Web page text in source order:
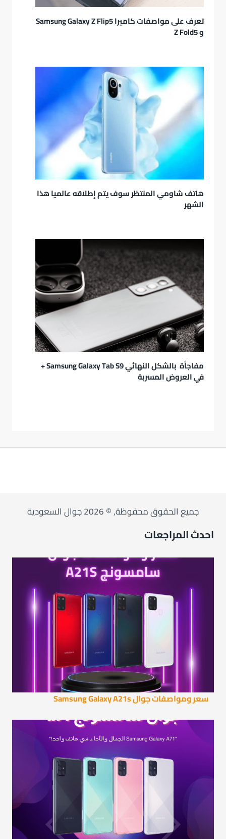
تعرف على مواصفات كاميرا Samsung Galaxy Z Flip5
و Z Fold5
هاتف شاومي المنتظر سوف يتم إطلاقه عالميا هذا
الشهر
مفاجأة بالشكل النهائي Samsung Galaxy Tab S9 +
في العروض المسربة
جميع الحقوق محفوظة, © 2026 جوال السعودية
احدث المراجعات
سعر ومواصفات جوال Samsung Galaxy A21s